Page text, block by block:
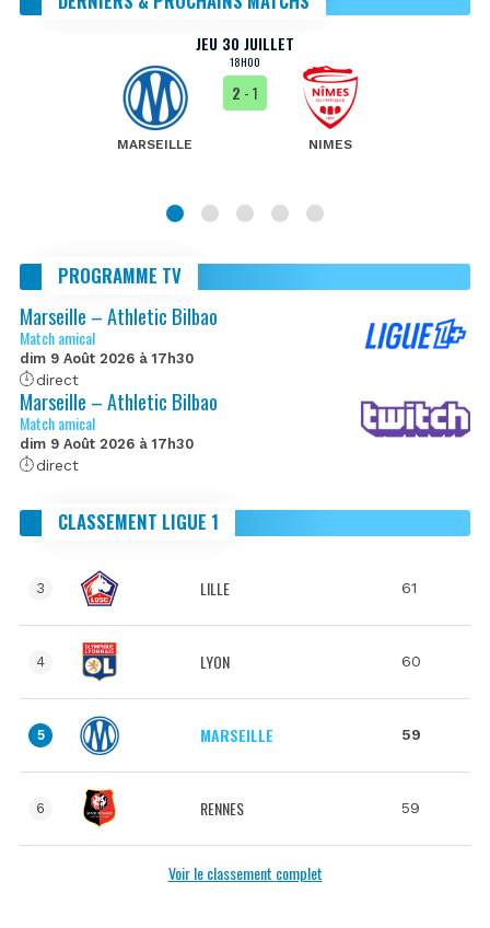
JEU 30 JUILLET
18H00
MARSEILLE
2 - 1
NIMES
PROGRAMME TV
Marseille – Athletic Bilbao
Match amical
dim 9 Août 2026 à 17h30
direct
Marseille – Athletic Bilbao
Match amical
dim 9 Août 2026 à 17h30
direct
CLASSEMENT LIGUE 1
3 LILLE 61
4 LYON 60
5 MARSEILLE 59
6 RENNES 59
Voir le classement complet